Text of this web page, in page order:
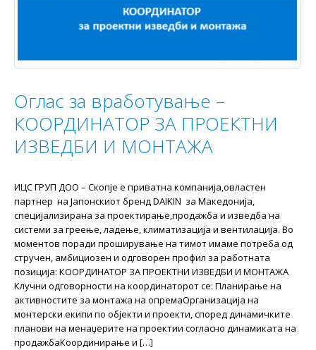
Оглас за вработување –
КООРДИНАТОР ЗА ПРОЕКТНИ
ИЗВЕДБИ И МОНТАЖА
ИЦС ГРУП ДОО – Скопје e приватна компанија,овластен
партнер на Јапонскиот бренд DAIKIN за Македонија,
специјализирана за проектирање,продажба и изведба на
системи за греење, ладење, климатизација и вентилација. Во
моментов поради проширување на тимот имаме потреба од
стручен, амбициозен и одговорен профил за работната
позиција: КООРДИНАТОР ЗА ПРОЕКТНИ ИЗВЕДБИ И МОНТАЖА
Клучни одговорности на координаторот се: Планирање на
активностите за монтажа на опремаОрганизација на
монтерски екипи по објекти и проекти, според динамичките
планови на менаџерите на проектии согласно динамиката на
продажбаКоординирање и […]